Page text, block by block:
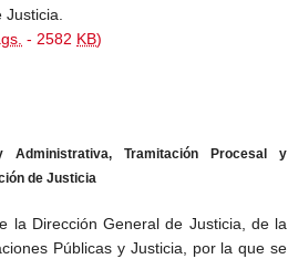
- 2582 KB)
Tramitación Procesal y
de Justicia
la Dirección General de Justicia, de la
Públicas y Justicia, por la que se